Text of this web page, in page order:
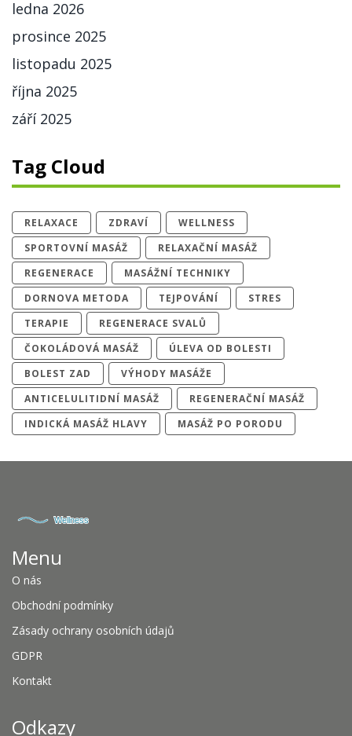
ledna 2026
prosince 2025
listopadu 2025
října 2025
září 2025
Tag Cloud
RELAXACE ZDRAVÍ
WELLNESS
SPORTOVNÍ MASÁŽ
RELAXAČNÍ MASÁŽ
REGENERACE
MASÁŽNÍ TECHNIKY
DORNOVA METODA
TEJPOVÁNÍ
STRES
TERAPIE
REGENERACE SVALŮ
ČOKOLÁDOVÁ MASÁŽ
ÚLEVA OD BOLESTI
BOLEST ZAD
VÝHODY MASÁŽE
ANTICELULITIDNÍ MASÁŽ
REGENERAČNÍ MASÁŽ
INDICKÁ MASÁŽ HLAVY
MASÁŽ PO PORODU
Menu
O nás
Obchodní podmínky
Zásady ochrany osobních údajů
GDPR
Kontakt
Odkazy